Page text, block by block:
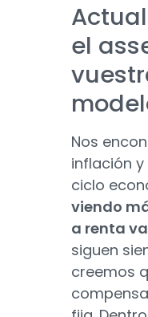
el
Nos
inflación
ciclo
viendo
a renta
siguen
creemos